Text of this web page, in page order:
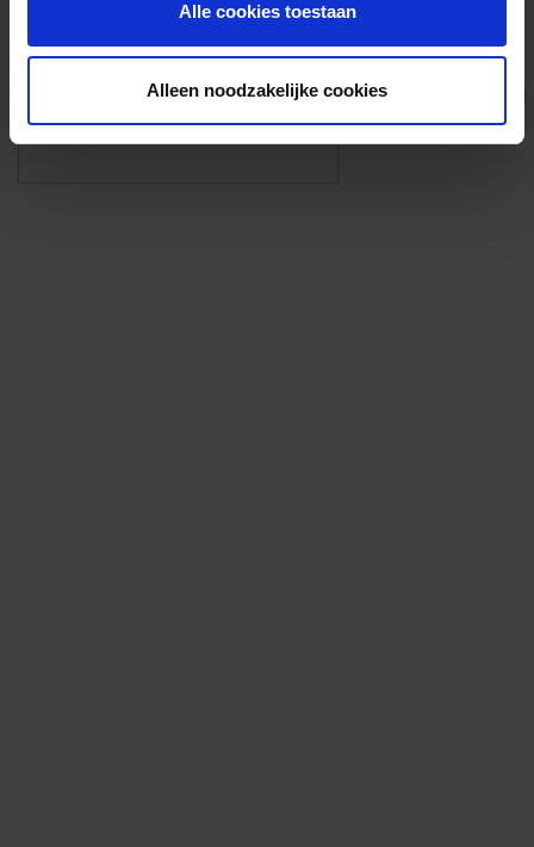
Alle cookies toestaan
Alleen noodzakelijke cookies Eigen foto’s